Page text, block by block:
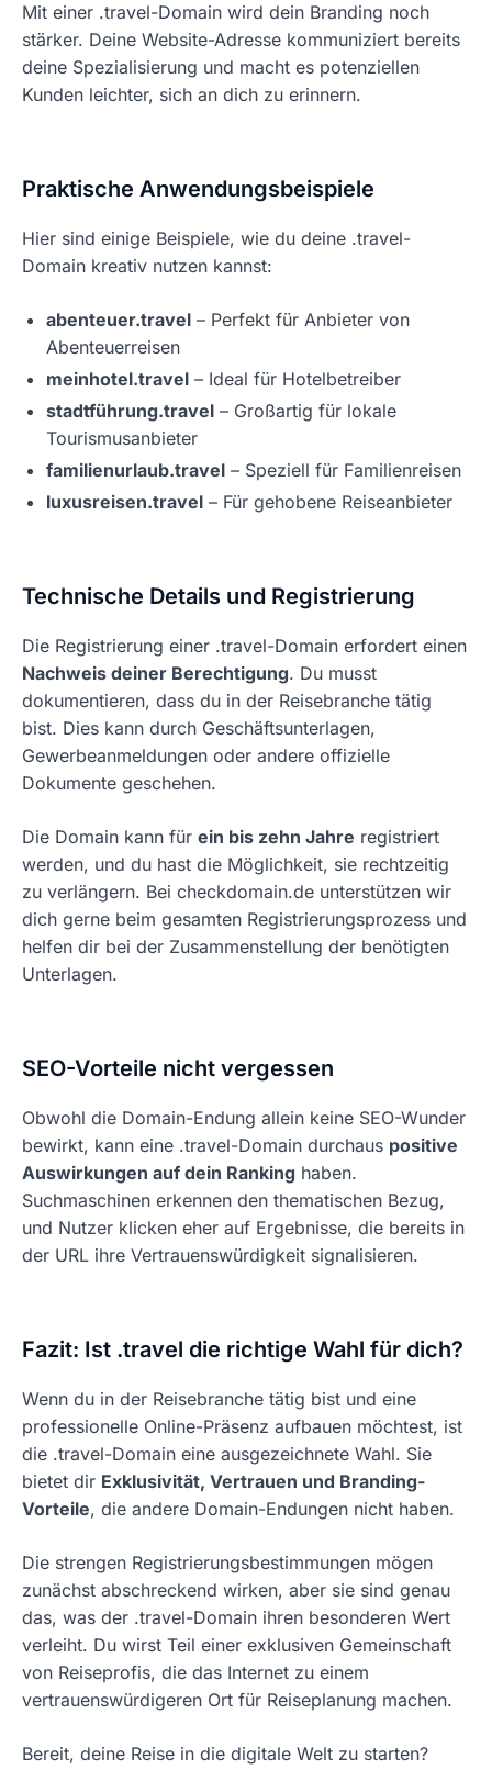
Mit einer .travel-Domain wird dein Branding noch
stärker. Deine Website-Adresse kommuniziert bereits
deine Spezialisierung und macht es potenziellen
Kunden leichter, sich an dich zu erinnern.
Praktische Anwendungsbeispiele
Hier sind einige Beispiele, wie du deine .travel-
Domain kreativ nutzen kannst:
abenteuer.travel – Perfekt für Anbieter von
Abenteuerreisen
meinhotel.travel – Ideal für Hotelbetreiber
stadtführung.travel – Großartig für lokale
Tourismusanbieter
familienurlaub.travel – Speziell für Familienreisen
luxusreisen.travel – Für gehobene Reiseanbieter
Technische Details und Registrierung
Die Registrierung einer .travel-Domain erfordert einen
Nachweis deiner Berechtigung. Du musst
dokumentieren, dass du in der Reisebranche tätig
bist. Dies kann durch Geschäftsunterlagen,
Gewerbeanmeldungen oder andere offizielle
Dokumente geschehen.
Die Domain kann für ein bis zehn Jahre registriert
werden, und du hast die Möglichkeit, sie rechtzeitig
zu verlängern. Bei checkdomain.de unterstützen wir
dich gerne beim gesamten Registrierungsprozess und
helfen dir bei der Zusammenstellung der benötigten
Unterlagen.
SEO-Vorteile nicht vergessen
Obwohl die Domain-Endung allein keine SEO-Wunder
bewirkt, kann eine .travel-Domain durchaus positive
Auswirkungen auf dein Ranking haben.
Suchmaschinen erkennen den thematischen Bezug,
und Nutzer klicken eher auf Ergebnisse, die bereits in
der URL ihre Vertrauenswürdigkeit signalisieren.
Fazit: Ist .travel die richtige Wahl für dich?
Wenn du in der Reisebranche tätig bist und eine
professionelle Online-Präsenz aufbauen möchtest, ist
die .travel-Domain eine ausgezeichnete Wahl. Sie
bietet dir Exklusivität, Vertrauen und Branding-
Vorteile, die andere Domain-Endungen nicht haben.
Die strengen Registrierungsbestimmungen mögen
zunächst abschreckend wirken, aber sie sind genau
das, was der .travel-Domain ihren besonderen Wert
verleiht. Du wirst Teil einer exklusiven Gemeinschaft
von Reiseprofis, die das Internet zu einem
vertrauenswürdigeren Ort für Reiseplanung machen.
Bereit, deine Reise in die digitale Welt zu starten?